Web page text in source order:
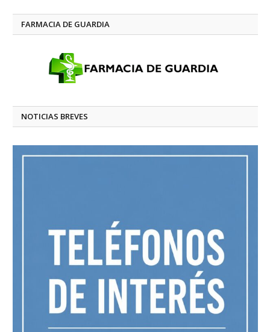
FARMACIA DE GUARDIA
NOTICIAS BREVES